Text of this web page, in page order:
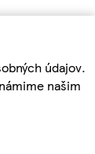
údajov.
našim